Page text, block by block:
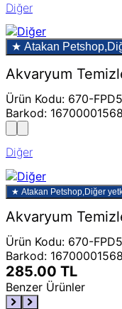
Diğer
★ Atakan Petshop,
Akvaryum
Ürün Kodu: 670-
Barkod:
Diğer
★ Atakan Petshop, Diğer
Akvaryum
Ürün Kodu: 670-
Barkod:
285.00 TL
Benzer Ürünler